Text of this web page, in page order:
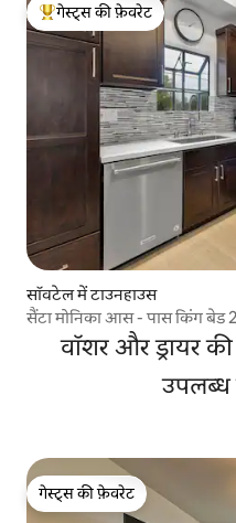
गेस्ट्स का टॉप फ़ेवरेट
गेस्ट्स की फ़ेवरेट
सॉवटेल में टाउनहाउस
सैंटा मोनिका आस - पास किंग बेड
वॉशर और ड्रायर
उपलब्ध
गेस्ट्स की फ़ेवरेट
गेस्ट्स की फ़ेवरेट